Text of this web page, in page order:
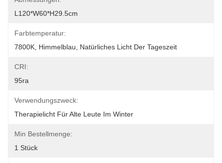
L120*W60*H29.5cm
Farbtemperatur:
7800K, Himmelblau, Natürliches Licht Der Tageszeit
CRI:
95ra
Verwendungszweck:
Therapielicht Für Alte Leute Im Winter
Min Bestellmenge:
1 Stück